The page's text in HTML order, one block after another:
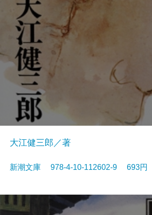
大江健三郎／著
新潮文庫 978-4-10-112602-9 693円